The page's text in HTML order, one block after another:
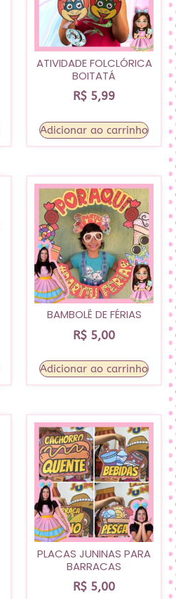
ATIVIDADE FOLCLÓRICA
BOITATÁ
R$ 5,99
Adicionar ao carrinho
BAMBOLÊ DE FÉRIAS
R$ 5,00
Adicionar ao carrinho
PLACAS JUNINAS PARA
BARRACAS
R$ 5,00